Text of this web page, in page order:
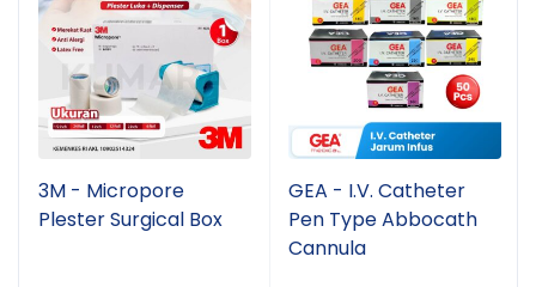
3M - Micropore
Plester Surgical Box
GEA - I.V. Catheter
Pen Type Abbocath
Cannula